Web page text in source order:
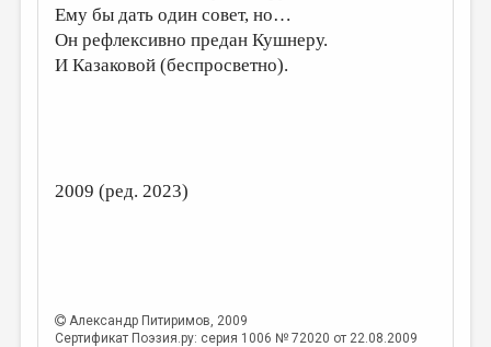
ПУБЛИЦИСТИКА
РЕЦЕНЗИРОВАНИЕ
МЕДИА
Ему бы дать один совет, но…
Он рефлексивно предан Кушнеру.
И Казаковой (беспросветно).
2009 (ред. 2023)
Александр Питиримов, 2009
Сертификат Поэзия.ру: серия 1006 № 72020 от 22.08.2009